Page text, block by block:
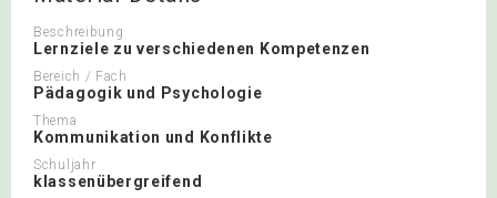
Beschreibung
Lernziele zu verschiedenen Kompetenzen
Bereich / Fach
Pädagogik und Psychologie
Thema
Kommunikation und Konflikte
Schuljahr
klassenübergreifend